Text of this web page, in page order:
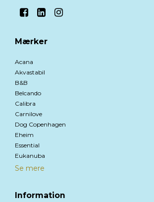
Mærker
Acana
Akvastabil
B&B
Belcando
Calibra
Carnilove
Dog Copenhagen
Eheim
Essential
Eukanuba
Se mere
Information